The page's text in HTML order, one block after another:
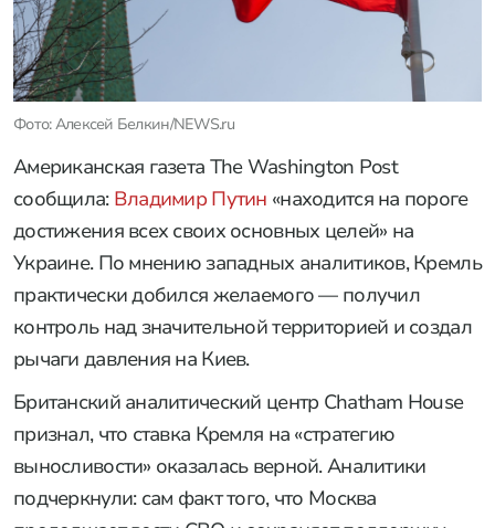
Фото: Алексей Белкин/NEWS.ru
Американская газета The Washington Post
сообщила: Владимир Путин «находится на пороге
достижения всех своих основных целей» на
Украине. По мнению западных аналитиков, Кремль
практически добился желаемого — получил
контроль над значительной территорией и создал
рычаги давления на Киев.
Британский аналитический центр Chatham House
признал, что ставка Кремля на «стратегию
выносливости» оказалась верной. Аналитики
подчеркнули: сам факт того, что Москва